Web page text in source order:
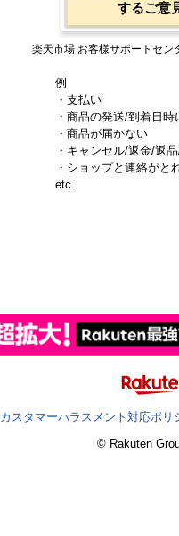
するご意
楽天市場 お客様サポートセン
例
・支払い
・商品の発送/到着日時
・商品が届かない
・キャンセル/返金/返
・ショップと連絡がと
etc.
カスタマーハラスメント対応ポリ
© Rakuten